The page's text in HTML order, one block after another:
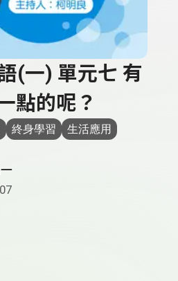
(一) 單元七 有
點的呢？
終身學習
生活應用